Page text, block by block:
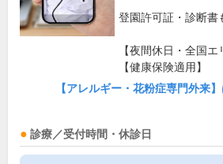
登園許可証・診断書
【夜間休日・全国エ
【健康保険適用】
【アレルギー・花粉症専門外来
診療／受付時間・休診日